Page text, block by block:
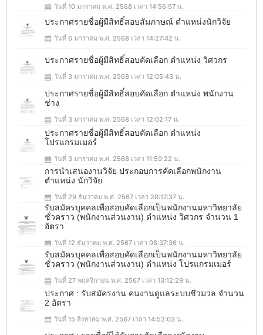
วันที่ 10 มกราคม พ.ศ. 2568 เวลา 14:56:57 น.
ประกาศรายชื่อผู้มีสิทธิ์สอบสัมภาษณ์ ตำแหน่งนักวิจัย
วันที่ 6 มกราคม พ.ศ. 2568 เวลา 14:27:42 น.
ประกาศรายชื่อผู้มีสิทธิ์สอบคัดเลือก ตำแหน่ง วิศวกร
วันที่ 3 มกราคม พ.ศ. 2568 เวลา 12:05:43 น.
ประกาศรายชื่อผู้มีสิทธิ์สอบคัดเลือก ตำแหน่ง พนักงาน
ช่าง
วันที่ 3 มกราคม พ.ศ. 2568 เวลา 12:02:17 น.
ประกาศรายชื่อผู้มีสิทธิ์สอบคัดเลือก ตำแหน่ง
โปรแกรมเมอร์
วันที่ 3 มกราคม พ.ศ. 2568 เวลา 11:59:22 น.
การนำเสนองานวิจัย ประกอบการคัดเลือกพนักงาน
ตำแหน่ง นักวิจัย
วันที่ 29 ธันวาคม พ.ศ. 2567 เวลา 20:17:37 น.
รับสมัครบุคคลเพื่อสอบคัดเลือกเป็นพนักงานมหาวิทยาลัย
ชั่วคราว (พนักงานส่วนงาน) ตำแหน่ง วิศวกร จำนวน 1
อัตรา
วันที่ 12 ธันวาคม พ.ศ. 2567 เวลา 08:37:36 น.
รับสมัครบุคคลเพื่อสอบคัดเลือกเป็นพนักงานมหาวิทยาลัย
ชั่วคราว (พนักงานส่วนงาน) ตำแหน่ง โปรแกรมเมอร์
วันที่ 27 พฤศจิกายน พ.ศ. 2567 เวลา 13:12:29 น.
ประกาศ : รับสมัครงาน คนงานดูแลระบบชีวมวล จำนวน
2 อัตรา
วันที่ 15 สิงหาคม พ.ศ. 2567 เวลา 14:52:03 น.